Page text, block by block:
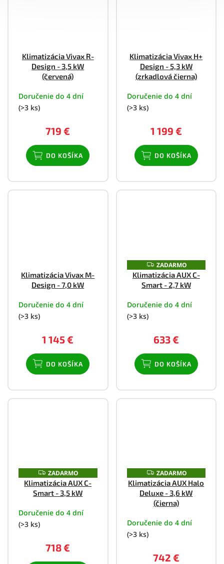
Klimatizácia Vivax R-
Design - 3,5 kW
(červená)
Doručenie do 4 dní
(>3 ks)
719 €
DO KOŠÍKA
Klimatizácia Vivax H+
Design - 5,3 kW
(zrkadlová čierna)
Doručenie do 4 dní
(>3 ks)
1 199 €
DO KOŠÍKA
Klimatizácia Vivax M-
Design - 7,0 kW
Doručenie do 4 dní
(>3 ks)
1 145 €
DO KOŠÍKA
Z
A
D
A
O
ZADARMO
Klimatizácia AUX C-
Smart - 2,7 kW
Doručenie do 4 dní
(>3 ks)
633 €
DO KOŠÍKA
Z
A
D
A
O
ZADARMO
Klimatizácia AUX C-
Smart - 3,5 kW
Doručenie do 4 dní
(>3 ks)
718 €
Z
A
D
A
R
M
ZADARMO
Klimatizácia AUX Halo
Deluxe - 3,6 kW
(čierna)
Doručenie do 4 dní
(>3 ks)
742 €